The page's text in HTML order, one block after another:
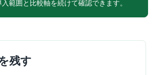
範囲と比較軸を続けて確認できます。
残す